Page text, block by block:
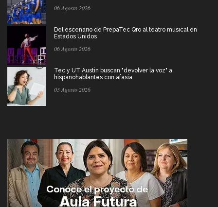
06 Agosto 2026
Del escenario de PrepaTec Qro al teatro musical en
Estados Unidos
06 Agosto 2026
Tec y UT Austin buscan "devolver la voz" a
hispanohablantes con afasia
05 Agosto 2026